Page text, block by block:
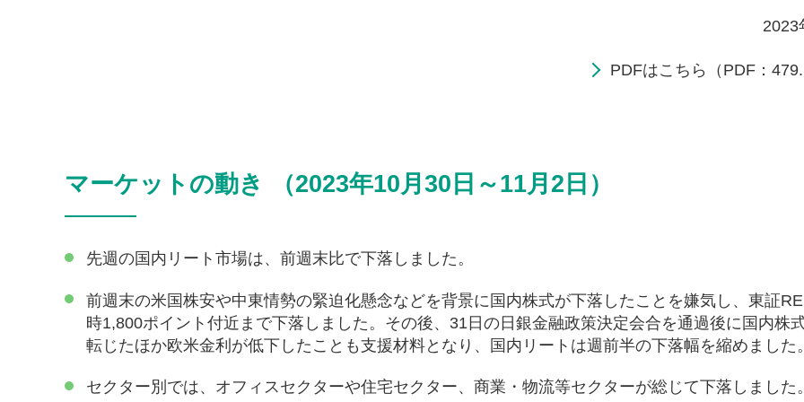
2023
PDFはこちら（PDF：
マーケットの動き （2023年10月30日～11月2日）
先週の国内リート市場は、前週末比で下落しました。
前週末の米国株安や中東情勢の緊迫化懸念などを背景に国内株式が下落したことを嫌気し、東証
時1,800ポイント付近まで下落しました。その後、31日の日銀金融政策決定会合を通過後に国内株
転じたほか欧米金利が低下したことも支援材料となり、国内リートは週前半の下落幅を縮めました。
セクター別では、オフィスセクターや住宅セクター、商業・物流等セクターが総じて下落しました。